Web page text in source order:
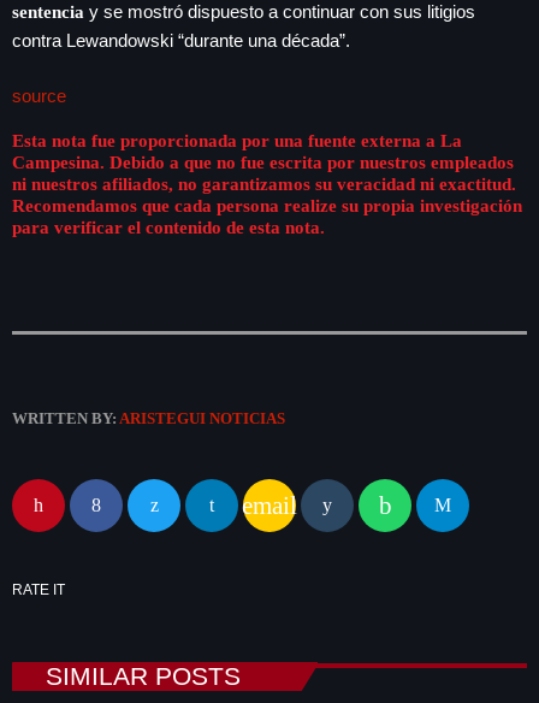
sentencia y se mostró dispuesto a continuar con sus litigios
contra Lewandowski “durante una década”.
source
Esta nota fue proporcionada por una fuente externa a La
Campesina. Debido a que no fue escrita por nuestros empleados
ni nuestros afiliados, no garantizamos su veracidad ni exactitud.
Recomendamos que cada persona realize su propia investigación
para verificar el contenido de esta nota.
WRITTEN BY: ARISTEGUI NOTICIAS
email
RATE IT
SIMILAR POSTS